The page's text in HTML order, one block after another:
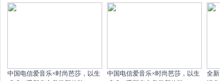
中国电信爱音乐×时尚芭莎，以生
中国电信爱音乐×时尚芭莎，以生
全